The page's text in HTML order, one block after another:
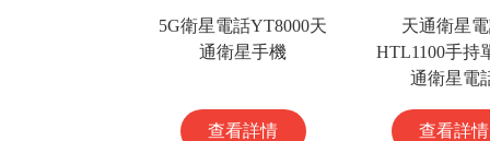
5G衛星電話YT8000天
通衛星手機
查看詳情
天通衛星
HTL1100手持
通衛星電
查看詳情